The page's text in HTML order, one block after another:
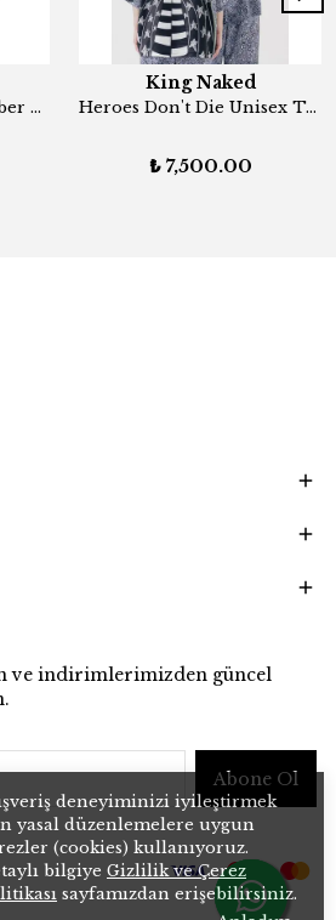
deneyiminizi iyileştirmek
yasal düzenlemelere uygun
(cookies) kullanıyoruz.
bilgiye Gizlilik ve Çerez
sayfamızdan erişebilirsiniz.
Letoon Bold Daisy Amber Unisex Güneş Gözlüğü
King Naked
Heroes Don't Die Unisex Two-Piece Set
₺ 7,500.00
ve indirimlerimizden güncel
Abone Ol